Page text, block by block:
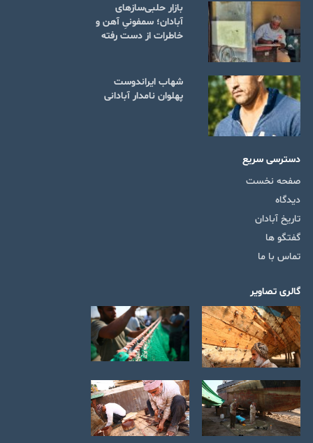
بازار حلبی‌سازهای
آبادان؛ سمفونیِ آهن و
خاطرات از دست رفته
شهاب ایراندوست
پهلوان نامدار آبادانی
دسترسی سریع
صفحه نخست
دیدگاه
تاریخ آبادان
گفتگو ها
تماس با ما
گالری تصاویر